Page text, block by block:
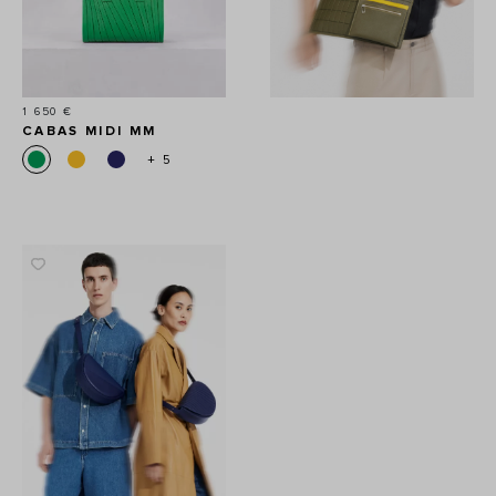
Prix
1 650 €
CABAS MIDI MM
+ 5